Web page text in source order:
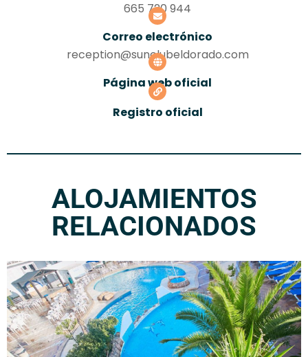
665 720 944
Correo electrónico
reception@sunclubeldorado.com
Página web oficial
Registro oficial
ALOJAMIENTOS
RELACIONADOS